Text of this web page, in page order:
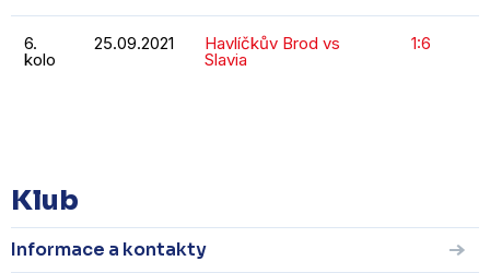
6.
kolo
25.09.2021 Havlíčkův Brod vs
Slavia
1:6
Klub
Informace a kontakty